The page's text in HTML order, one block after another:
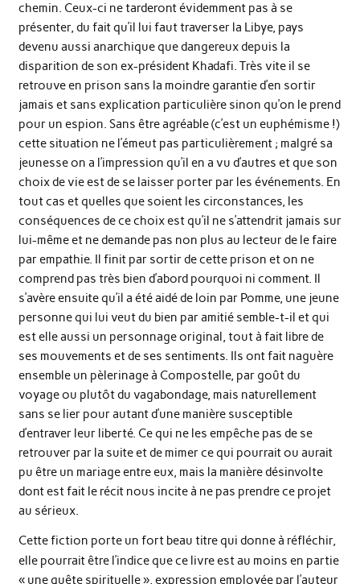
chemin. Ceux-ci ne tarderont évidemment pas à se
présenter, du fait qu’il lui faut traverser la Libye, pays
devenu aussi anarchique que dangereux depuis la
disparition de son ex-président Khadafi. Très vite il se
retrouve en prison sans la moindre garantie d’en sortir
jamais et sans explication particulière sinon qu’on le prend
pour un espion. Sans être agréable (c’est un euphémisme !)
cette situation ne l’émeut pas particulièrement ; malgré sa
jeunesse on a l’impression qu’il en a vu d’autres et que son
choix de vie est de se laisser porter par les événements. En
tout cas et quelles que soient les circonstances, les
conséquences de ce choix est qu’il ne s’attendrit jamais sur
lui-même et ne demande pas non plus au lecteur de le faire
par empathie. Il finit par sortir de cette prison et on ne
comprend pas très bien d’abord pourquoi ni comment. Il
s’avère ensuite qu’il a été aidé de loin par Pomme, une jeune
personne qui lui veut du bien par amitié semble-t-il et qui
est elle aussi un personnage original, tout à fait libre de
ses mouvements et de ses sentiments. Ils ont fait naguère
ensemble un pèlerinage à Compostelle, par goût du
voyage ou plutôt du vagabondage, mais naturellement
sans se lier pour autant d’une manière susceptible
d’entraver leur liberté. Ce qui ne les empêche pas de se
retrouver par la suite et de mimer ce qui pourrait ou aurait
pu être un mariage entre eux, mais la manière désinvolte
dont est fait le récit nous incite à ne pas prendre ce projet
au sérieux.
Cette fiction porte un fort beau titre qui donne à réfléchir,
elle pourrait être l’indice que ce livre est au moins en partie
« une quête spirituelle », expression employée par l’auteur